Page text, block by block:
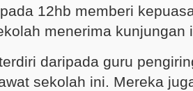
12hb memberi
menerima kunjungan
daripada guru
sekolah ini. Mereka